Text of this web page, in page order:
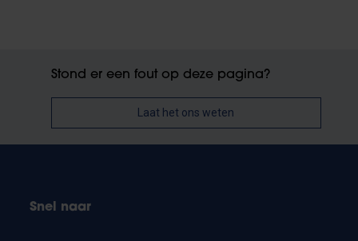
Stond er een fout op deze pagina?
Laat het ons weten
Snel naar